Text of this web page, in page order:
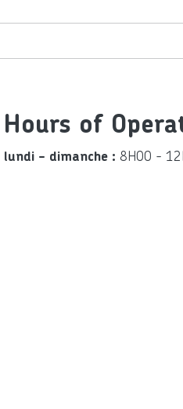
Hours of
lundi - dimanche : 8H00 -